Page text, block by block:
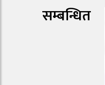
सम्बन्धित